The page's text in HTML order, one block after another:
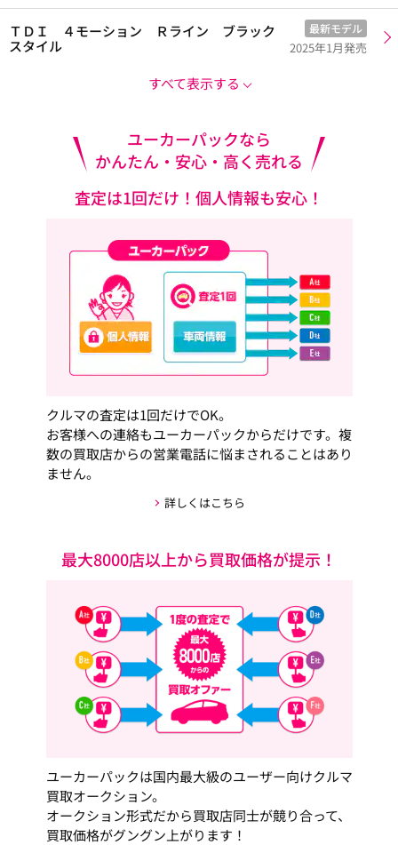
ＴＤＩ ４モーション Ｒライン ブラック
スタイル
最新モデル
2025年1月発売
すべて表示する
ユーカーパックなら
かんたん・安心・高く売れる
査定は1回だけ！個人情報も安心！
クルマの査定は1回だけでOK。
お客様への連絡もユーカーパックからだけです。複
数の買取店からの営業電話に悩まされることはあり
ません。
詳しくはこちら
最大8000店以上から買取価格が提示！
ユーカーパックは国内最大級のユーザー向けクルマ
買取オークション。
オークション形式だから買取店同士が競り合って、
買取価格がグングン上がります！